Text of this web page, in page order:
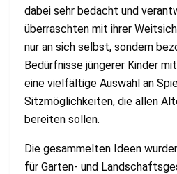
dabei sehr bedacht und
überraschten mit ihrer
nur an sich selbst, sondern
Bedürfnisse jüngerer Kinder
eine vielfältige Auswahl an
Sitzmöglichkeiten, die allen
bereiten sollen.
Die gesammelten Ideen
für Garten- und